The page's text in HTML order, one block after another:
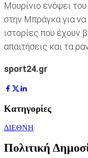
Μουρίνιο ενόψει
στην Μπράγκα για
ιστορίες που έχουν
απαιτήσεις και τα
sport24.gr
Κατηγορίες
ΔΙΕΘΝΗ
Πολιτική